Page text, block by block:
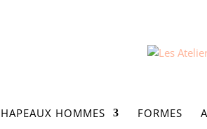
HOMMES FORMES